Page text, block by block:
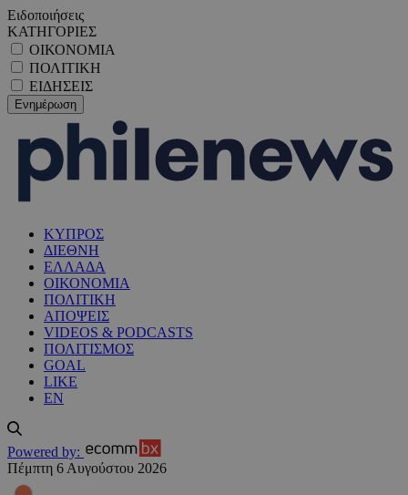
Ειδοποιήσεις
ΚΑΤΗΓΟΡΙΕΣ
ΟΙΚΟΝΟΜΙΑ
ΠΟΛΙΤΙΚΗ
ΕΙΔΗΣΕΙΣ
ΚΥΠΡΟΣ
ΔΙΕΘΝΗ
ΕΛΛΑΔΑ
ΟΙΚΟΝΟΜΙΑ
ΠΟΛΙΤΙΚΗ
ΑΠΟΨΕΙΣ
VIDEOS & PODCASTS
ΠΟΛΙΤΙΣΜΟΣ
GOAL
LIKE
EN
Powered by:
Πέμπτη 6 Αυγούστου 2026